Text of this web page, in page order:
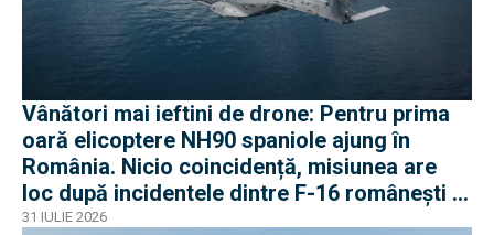
Vânători mai ieftini de drone: Pentru prima
oară elicoptere NH90 spaniole ajung în
România. Nicio coincidență, misiunea are
loc după incidentele dintre F-16 românești și
dronele ruse
31 IULIE 2026